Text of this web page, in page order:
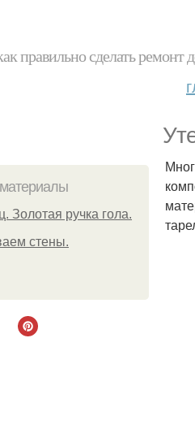
правильно сделать
Золотая ручка гола.
стены.